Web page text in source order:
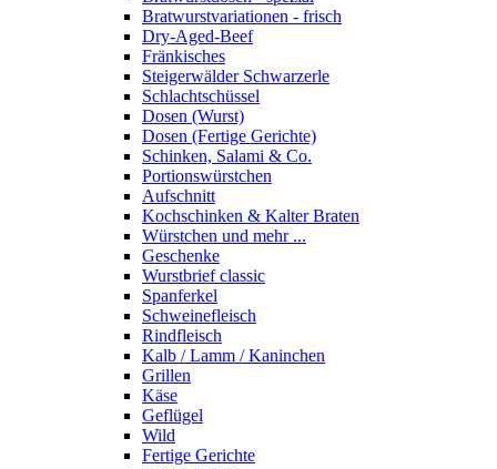
Bratwurst­variationen - frisch
Dry-Aged-Beef
Fränkisches
Steigerwälder Schwarzerle
Schlacht­schüssel
Dosen (Wurst)
Dosen (Fertige Gerichte)
Schinken, Salami & Co.
Portions­würstchen
Aufschnitt
Kochschinken & Kalter Braten
Würstchen und mehr ...
Geschenke
Wurstbrief classic
Spanferkel
Schweine­fleisch
Rindfleisch
Kalb / Lamm / Kaninchen
Grillen
Käse
Geflügel
Wild
Fertige Gerichte